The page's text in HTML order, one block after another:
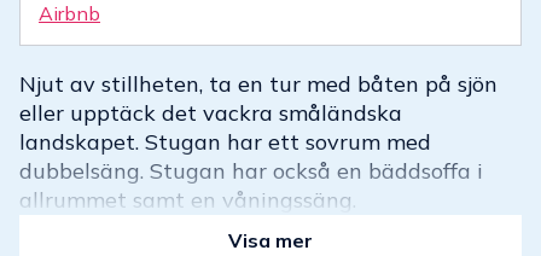
Airbnb
Njut av stillheten, ta en tur med båten på sjön
eller upptäck det vackra småländska
landskapet. Stugan har ett sovrum med
dubbelsäng. Stugan har också en bäddsoffa i
allrummet samt en våningssäng.
Visa mer